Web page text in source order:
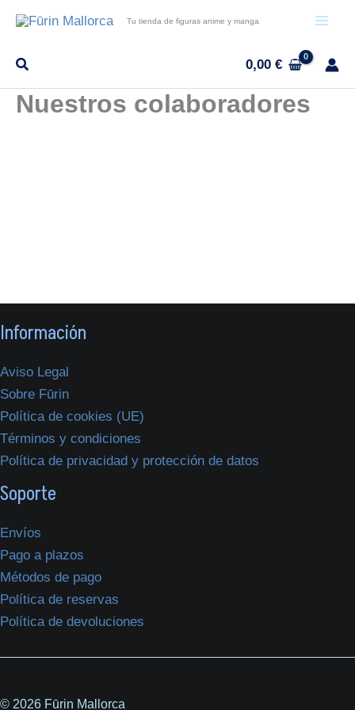
contenido
Tu tienda de figuras anime y manga
0,00€
Nuestros colaboradores
Información
Aviso Legal
Sobre Fūrin
Política de cookies (UE)
Términos y condiciones
Política de privacidad y protección de datos
Soporte
Envíos
Pago a plazos
Métodos de pago
Política de reservas
Política de devoluciones
© 2026 Fūrin Mallorca